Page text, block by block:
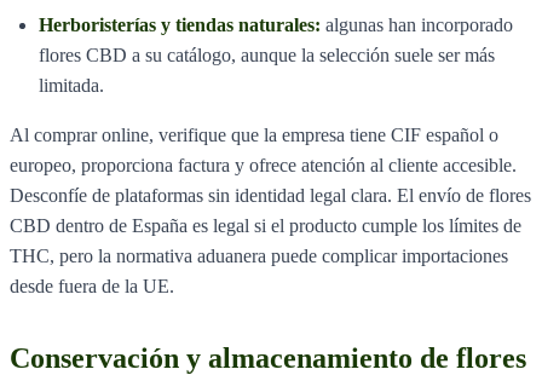
Herboristerías y tiendas naturales: algunas han incorporado
flores CBD a su catálogo, aunque la selección suele ser más
limitada.
Al comprar online, verifique que la empresa tiene CIF español o
europeo, proporciona factura y ofrece atención al cliente accesible.
Desconfíe de plataformas sin identidad legal clara. El envío de flores
CBD dentro de España es legal si el producto cumple los límites de
THC, pero la normativa aduanera puede complicar importaciones
desde fuera de la UE.
Conservación y almacenamiento de flores